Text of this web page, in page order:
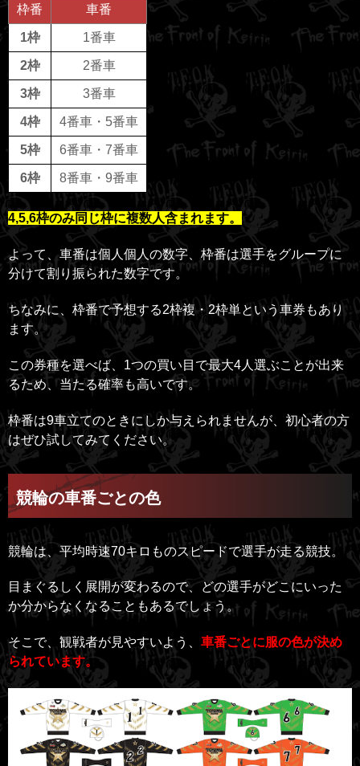
枠番 車番
1枠 1番車
2枠 2番車
3枠 3番車
4枠 4番車・5番車
5枠 6番車・7番車
6枠 8番車・9番車
4,5,6枠のみ同じ枠に複数人含まれます。
よって、車番は個人個人の数字、枠番は選手をグループに
分けて割り振られた数字です。
ちなみに、枠番で予想する2枠複・2枠単という車券もあり
ます。
この券種を選べば、1つの買い目で最大4人選ぶことが出来
るため、当たる確率も高いです。
枠番は9車立てのときにしか与えられませんが、初心者の方
はぜひ試してみてください。
競輪の車番ごとの色
競輪は、平均時速70キロものスピードで選手が走る競技。
目まぐるしく展開が変わるので、どの選手がどこにいった
か分からなくなることもあるでしょう。
そこで、観戦者が見やすいよう、 車番ごとに服の色が決め
られています。